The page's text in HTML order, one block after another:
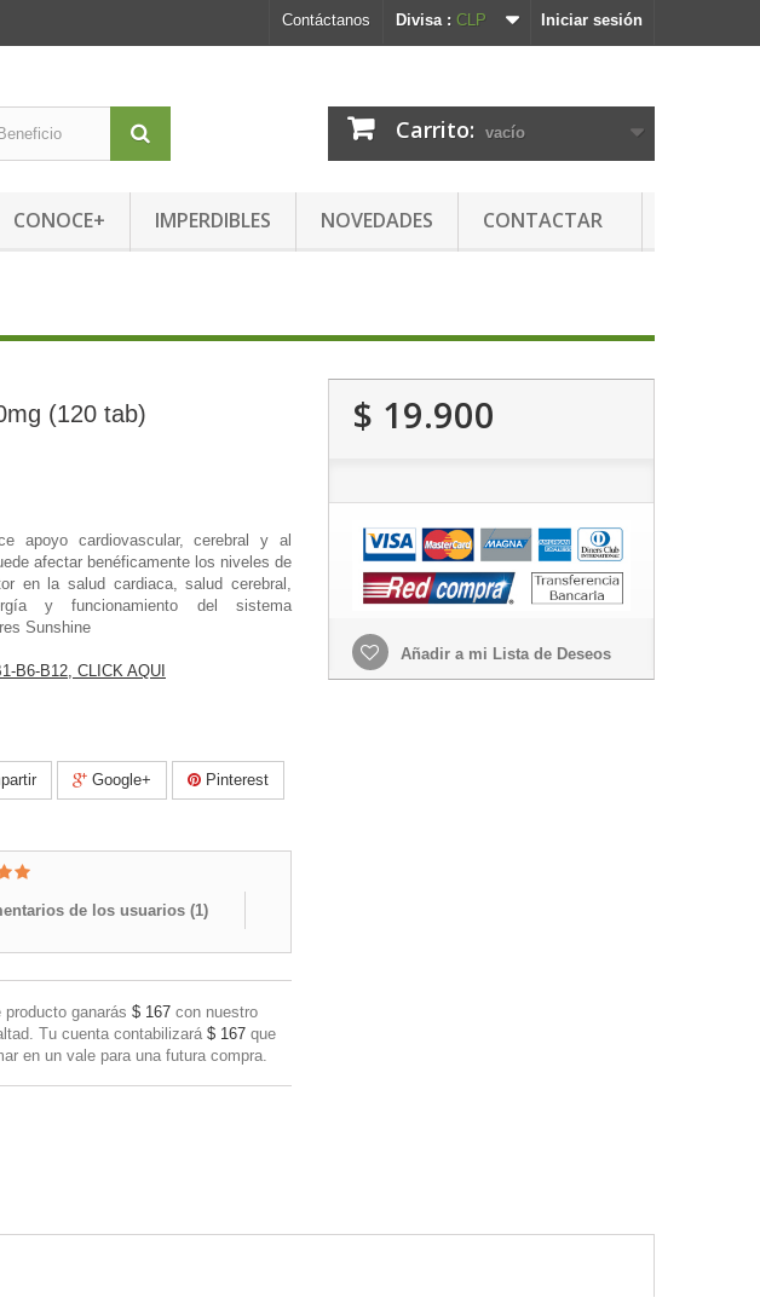
Iniciar sesión
Divisa : CLP
Contáctanos
Carrito: vacío
CONOCE+ IMPERDIBLES NOVEDADES CONTACTAR
(120 tab)
apoyo cardiovascular, cerebral y al
afectar benéficamente los niveles de
en la salud cardiaca, salud cerebral,
y funcionamiento del sistema
Sunshine
B6-B12, CLICK AQUI
Google+ Pinterest
de los usuarios (1)
ganarás $ 167 con nuestro
Tu cuenta contabilizará $ 167 que
en un vale para una futura compra.
$ 19.900
Añadir a mi Lista de Deseos